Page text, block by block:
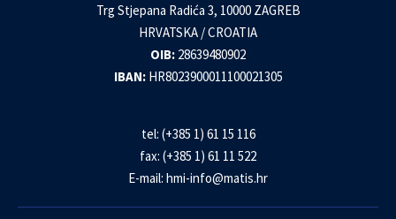
Trg Stjepana Radića 3, 10000 ZAGREB
HRVATSKA / CROATIA
OIB: 28639480902
IBAN: HR8023900011100021305
tel: (+385 1) 61 15 116
fax: (+385 1) 61 11 522
E-mail: hmi-info@matis.hr